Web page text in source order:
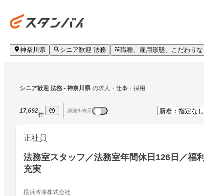
神奈川県 シニア歓迎 法務 職種、雇用形態、こだわり
シニア歓迎 法務 - 神奈川県 の求人・仕事・採用
17,692
件
詳細を表示
正社員
法務室スタッフ／法務室年間休日126日／福
充実
横浜冷凍株式会社